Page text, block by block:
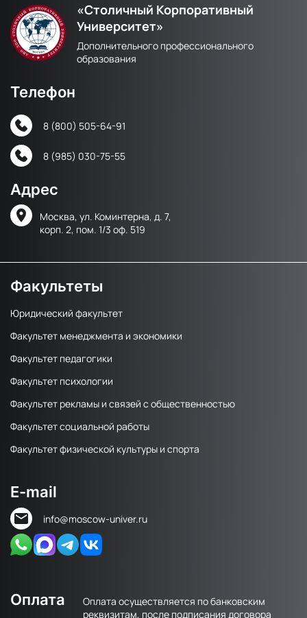
«Столичный Корпоративный
Университет»
Дополнительного профессионального
образования
Телефон
8 (800) 505-64-91
8 (985) 030-75-55
Адрес
Москва, ул. Коминтерна, д. 7,
корп. 2, пом. 1/3 оф. 519
Факультеты
Юридический факультет
Факультет менеджмента и экономики
Факультет педагогики
Факультет психологии
Факультет рекламы и связей с общественностью
Факультет социальной работы
Факультет физической культуры и спорта
E-mail
info@moscow-univer.ru
Оплата
Оплата осуществляется по банковским
реквизитам, после подписания договора